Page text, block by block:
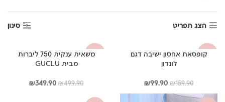
הצג תפריט
סינון
-38%
קופסאת אחסון ישיבה דגם
לונדון
₪159.90
המחיר
המקורי
₪99.90
המחיר
הנוכחי
-30%
משאית ענקית 750 ליברות
מבית GUCLU
₪499.90
המחיר ₪349.90
המחיר